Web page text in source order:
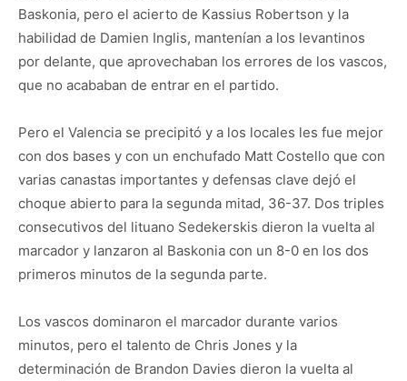
Baskonia, pero el acierto de Kassius Robertson y la
habilidad de Damien Inglis, mantenían a los levantinos
por delante, que aprovechaban los errores de los vascos,
que no acababan de entrar en el partido.
Pero el Valencia se precipitó y a los locales les fue mejor
con dos bases y con un enchufado Matt Costello que con
varias canastas importantes y defensas clave dejó el
choque abierto para la segunda mitad, 36-37. Dos triples
consecutivos del lituano Sedekerskis dieron la vuelta al
marcador y lanzaron al Baskonia con un 8-0 en los dos
primeros minutos de la segunda parte.
Los vascos dominaron el marcador durante varios
minutos, pero el talento de Chris Jones y la
determinación de Brandon Davies dieron la vuelta al